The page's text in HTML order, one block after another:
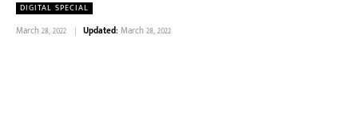
DIGITAL SPECIAL
March 28, 2022 Updated: March 28, 2022